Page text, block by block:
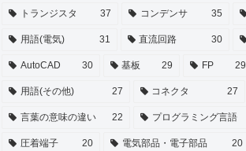
トランジスタ 37 コンデンサ 35
用語(電気) 31 直流回路 30
AutoCAD 30 基板 29 FP 29
用語(その他) 27 コネクタ 27
言葉の意味の違い 22 プログラミング言語
圧着端子 20 電気部品・電子部品 20